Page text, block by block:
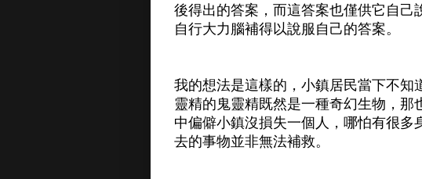
後得出的答案，而這答案也僅供它自己
自行大力腦補得以說服自己的答案。
我的想法是這樣的，小鎮居民當下不
靈精的鬼靈精既然是一種奇幻生物，
中偏僻小鎮沒損失一個人，哪怕有很
去的事物並非無法補救。